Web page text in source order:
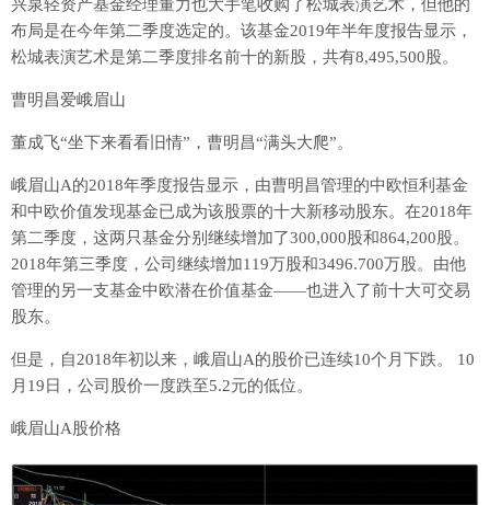
兴泉轻资产基金经理董力也大手笔收购了松城表演艺术，但他的
布局是在今年第二季度选定的。该基金2019年半年度报告显示，
松城表演艺术是第二季度排名前十的新股，共有8,495,500股。
曹明昌爱峨眉山
董成飞“坐下来看看旧情”，曹明昌“满头大爬”。
峨眉山A的2018年季度报告显示，由曹明昌管理的中欧恒利基金
和中欧价值发现基金已成为该股票的十大新移动股东。在2018年
第二季度，这两只基金分别继续增加了300,000股和864,200股。
2018年第三季度，公司继续增加119万股和3496.700万股。由他
管理的另一支基金中欧潜在价值基金——也进入了前十大可交易
股东。
但是，自2018年初以来，峨眉山A的股价已连续10个月下跌。 10
月19日，公司股价一度跌至5.2元的低位。
峨眉山A股价格